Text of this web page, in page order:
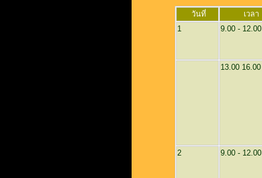
วันที่ เวลา
1
9.00 - 12.00
13.00 16.00
2
9.00 - 12.00